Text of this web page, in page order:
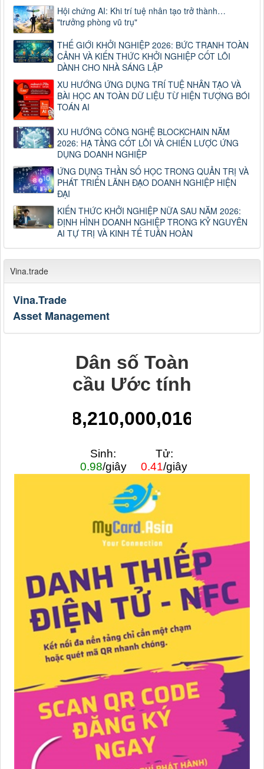
Hội chứng AI: Khi trí tuệ nhân tạo trở thành…
"trưởng phòng vũ trụ"
THẾ GIỚI KHỞI NGHIỆP 2026: BỨC TRANH TOÀN
CẢNH VÀ KIẾN THỨC KHỞI NGHIỆP CỐT LÕI
DÀNH CHO NHÀ SÁNG LẬP
XU HƯỚNG ỨNG DỤNG TRÍ TUỆ NHÂN TẠO VÀ
BÀI HỌC AN TOÀN DỮ LIỆU TỪ HIỆN TƯỢNG BÓI
TOÁN AI
XU HƯỚNG CÔNG NGHỆ BLOCKCHAIN NĂM
2026: HẠ TẦNG CỐT LÕI VÀ CHIẾN LƯỢC ỨNG
DỤNG DOANH NGHIỆP
ỨNG DỤNG THẦN SỐ HỌC TRONG QUẢN TRỊ VÀ
PHÁT TRIỂN LÃNH ĐẠO DOANH NGHIỆP HIỆN
ĐẠI
KIẾN THỨC KHỞI NGHIỆP NỮA SAU NĂM 2026:
ĐỊNH HÌNH DOANH NGHIỆP TRONG KỶ NGUYÊN
AI TỰ TRỊ VÀ KINH TẾ TUẦN HOÀN
Vina.trade
Vina.Trade
Asset Management